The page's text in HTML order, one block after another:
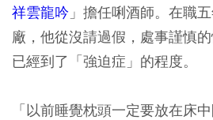
祥雲龍吟 」擔任唎酒師。在職
廠，他從沒請過假，處事謹慎
已經到了「強迫症」的程度。
「以前睡覺枕頭一定要放在床